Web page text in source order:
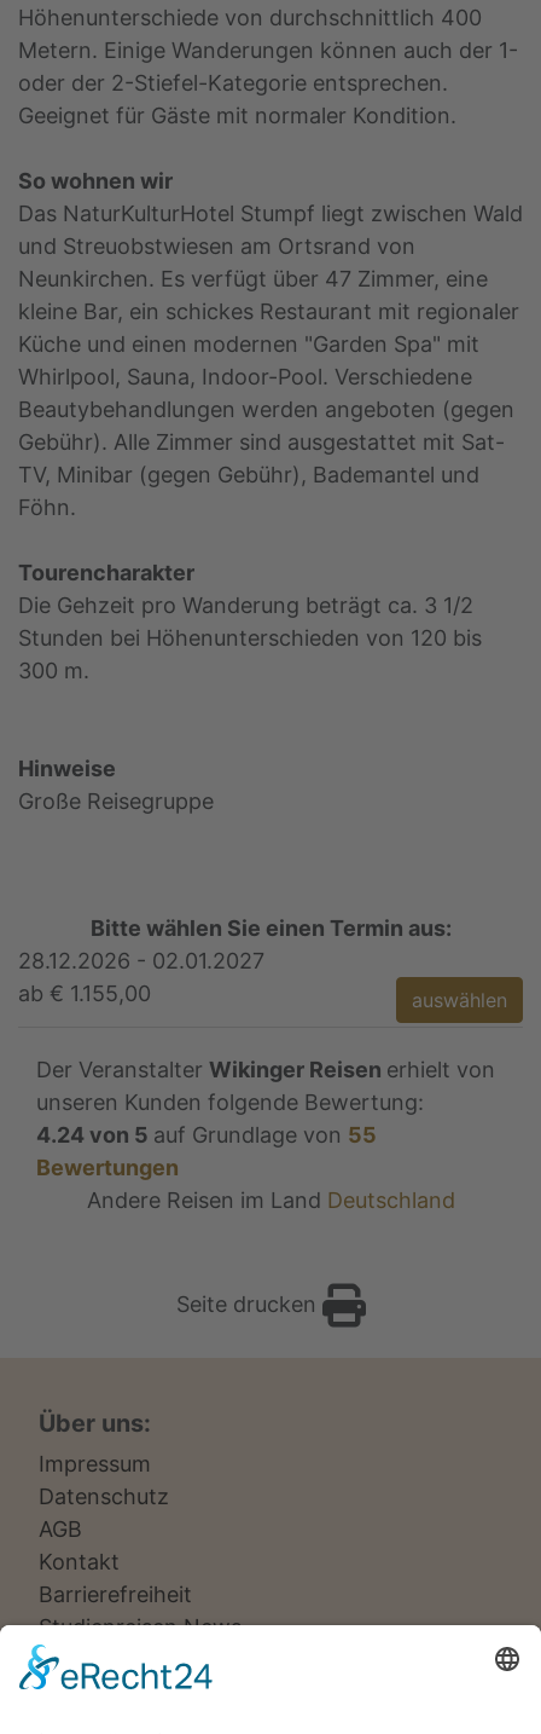
Höhenunterschiede von durchschnittlich 400
Metern. Einige Wanderungen können auch der 1-
oder der 2-Stiefel-Kategorie entsprechen.
Geeignet für Gäste mit normaler Kondition.
So wohnen wir
Das NaturKulturHotel Stumpf liegt zwischen Wald
und Streuobstwiesen am Ortsrand von
Neunkirchen. Es verfügt über 47 Zimmer, eine
kleine Bar, ein schickes Restaurant mit regionaler
Küche und einen modernen "Garden Spa" mit
Whirlpool, Sauna, Indoor-Pool. Verschiedene
Beautybehandlungen werden angeboten (gegen
Gebühr). Alle Zimmer sind ausgestattet mit Sat-
TV, Minibar (gegen Gebühr), Bademantel und
Föhn.
Tourencharakter
Die Gehzeit pro Wanderung beträgt ca. 3 1/2
Stunden bei Höhenunterschieden von 120 bis
300 m.
Hinweise
Große Reisegruppe
Bitte wählen Sie einen Termin aus:
28.12.2026 - 02.01.2027
ab € 1.155,00
auswählen
Der Veranstalter Wikinger Reisen erhielt von
unseren Kunden folgende Bewertung:
4.24von 5 auf Grundlage von 55
Bewertungen
Andere Reisen im Land Deutschland
Seite drucken
Über uns:
Impressum
Datenschutz
AGB
Kontakt
Barrierefreiheit
Studienreisen News
Veranstalter: